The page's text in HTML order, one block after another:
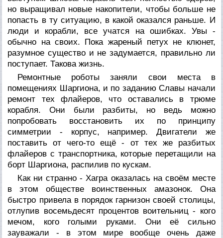
но выращивал новые накопители, чтобы больше не
попасть в ту ситуацию, в какой оказался раньше. И
люди и корабли, все учатся на ошибках. Увы -
обычно на своих. Пока жареный петух не клюнет,
разумное существо и не задумается, правильно ли
поступает. Такова жизнь.
Ремонтные роботы заняли свои места в
помещениях Шаргиона, и по заданию Славы начали
ремонт тех флайеров, что оставались в трюме
корабля. Они были разбиты, но ведь можно
попробовать восстановить их по принципу
симметрии - корпус, например. Двигатели же
поставить от чего-то ещё - от тех же разбитых
флайеров с транспортника, которые перетащили на
борт Шаргиона, распилив по кускам.
Как ни странно - Хагра оказалась на своём месте
в этом обществе воинственных амазонок. Она
быстро привела в порядок гарнизон своей столицы,
отлупив восемьдесят процентов воительниц - кого
мечом, кого голыми руками. Они её сильно
зауважали - в этом мире вообще очень даже